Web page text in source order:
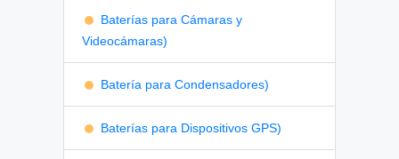
Baterías para Cámaras y
Videocámaras)
Batería para Condensadores)
Baterías para Dispositivos GPS)